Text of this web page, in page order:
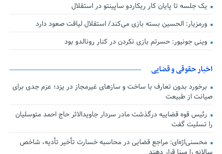
یک جلسه تا پایان کار ریکاردو ساپینتو در استقلال
ورمزیار: الحسین بسته بازی می‌کند/ استقلال لیاقت صعود دارد
وینی جونیور: حسرتم بازی نکردن در کنار رونالدو بود
اخبار حقوقی و قضایی
برخورد بدون تعارف با ساخت‌ و سازهای غیرمجاز در یزد؛ عزم جدی برای
صیانت از طبیعت
رئیس قوه قضاییه درگذشت مادر سردار جاویدالاثر حاج احمد متوسلیان
را تسلیت گفت
محسنی‌اژه‌ای: مراجع قضایی در محاسبه خسارت تأخیر تأدیه، شاخص